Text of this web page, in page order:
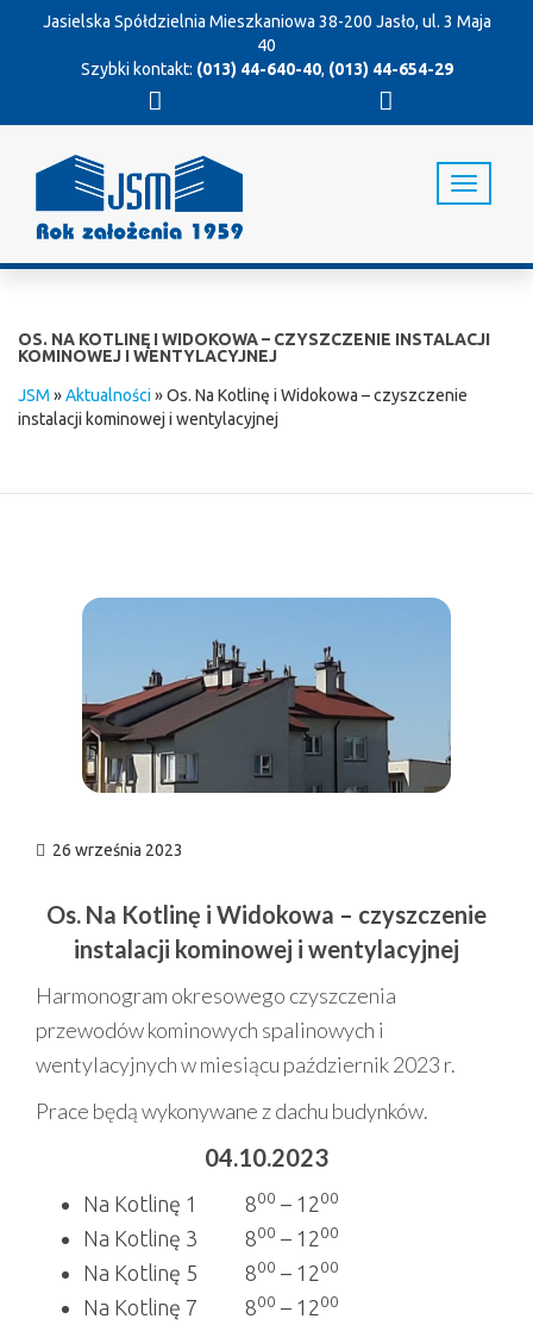
Jasielska Spółdzielnia Mieszkaniowa 38-200 Jasło, ul. 3 Maja
40
Szybki kontakt: (013) 44-640-40, (013) 44-654-29
T
o
i
i
OS. NA KOTLINĘ I WIDOKOWA – CZYSZCZENIE INSTALACJI
KOMINOWEJ I WENTYLACYJNEJ
JSM »Aktualności»Os. Na Kotlinę i Widokowa – czyszczenie
instalacji kominowej i wentylacyjnej
26 września 2023
Os. Na Kotlinę i Widokowa – czyszczenie
instalacji kominowej i wentylacyjnej
Harmonogram okresowego czyszczenia
przewodów kominowych spalinowych i
wentylacyjnych w miesiącu październik 2023 r.
Prace będą wykonywane z dachu budynków.
04.10.2023
Na Kotlinę 1 800 – 1200
Na Kotlinę 3 800 – 1200
Na Kotlinę 5 800 – 1200
Na Kotlinę 7 800 – 1200